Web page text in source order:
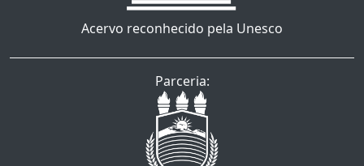
Acervo reconhecido pela Unesco
Parceria: